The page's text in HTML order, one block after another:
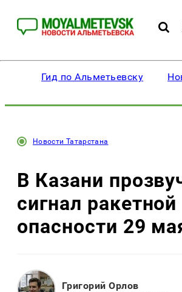
Гид по Альметьевску
Новости Татарстана
В Казани
сигнал ракетной
опасности 29
Григорий Орлов